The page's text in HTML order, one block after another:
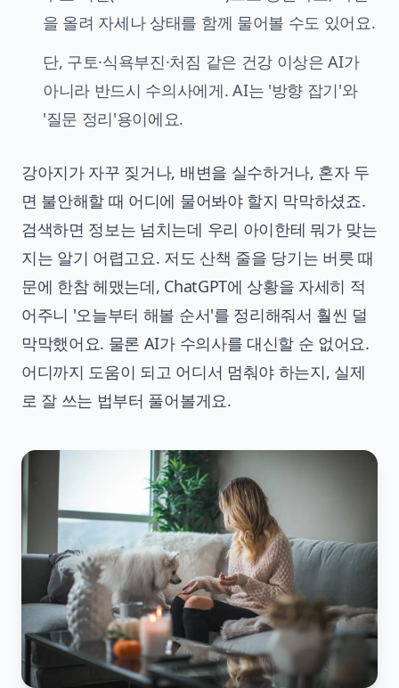
을 올려 자세나 상태를 함께 물어볼 수도 있어요.
단, 구토·식욕부진·처짐 같은 건강 이상은 AI가
아니라 반드시 수의사에게. AI는 '방향 잡기'와
'질문 정리'용이에요.
강아지가 자꾸 짖거나, 배변을 실수하거나, 혼자 두
면 불안해할 때 어디에 물어봐야 할지 막막하셨죠.
검색하면 정보는 넘치는데 우리 아이한테 뭐가 맞는
지는 알기 어렵고요. 저도 산책 줄을 당기는 버릇 때
문에 한참 헤맸는데, ChatGPT에 상황을 자세히 적
어주니 '오늘부터 해볼 순서'를 정리해줘서 훨씬 덜
막막했어요. 물론 AI가 수의사를 대신할 순 없어요.
어디까지 도움이 되고 어디서 멈춰야 하는지, 실제
로 잘 쓰는 법부터 풀어볼게요.